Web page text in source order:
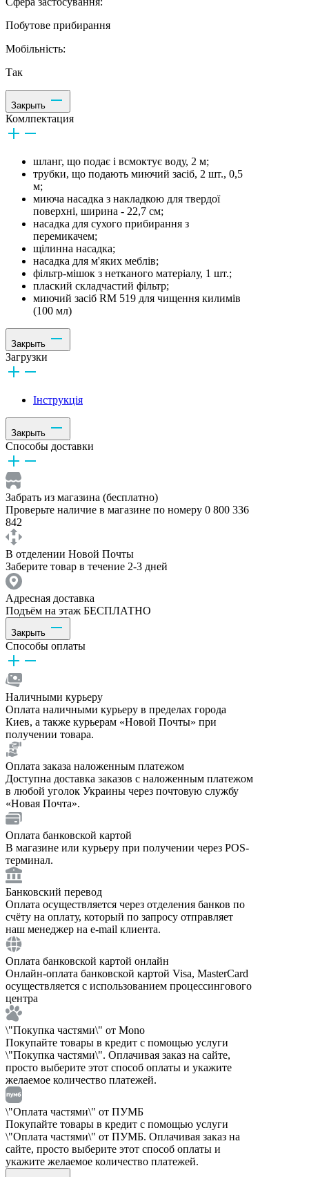
Побутове прибирання
Мобільність:
Так
Закрыть
Комлпектация
шланг, що подає і всмоктує воду, 2 м;
трубки, що подають миючий засіб, 2 шт., 0,5
м;
миюча насадка з накладкою для твердої
поверхні, ширина - 22,7 см;
насадка для сухого прибирання з
перемикачем;
щілинна насадка;
насадка для м'яких меблів;
фільтр-мішок з нетканого матеріалу, 1 шт.;
плаский складчастий фільтр;
миючий засіб RM 519 для чищення килимів
(100 мл)
Закрыть
Загрузки
Інструкція
Закрыть
Способы доставки
Забрать из магазина (бесплатно)
Проверьте наличие в магазине по номеру 0 800 336
842
В отделении Новой Почты
Заберите товар в течение 2-3 дней
Адресная доставка
Подъём на этаж БЕСПЛАТНО
Закрыть
Способы оплаты
Наличными курьеру
Оплата наличными курьеру в пределах города
Киев, а также курьерам «Новой Почты» при
получении товара.
Оплата заказа наложенным платежом
Доступна доставка заказов с наложенным платежом
в любой уголок Украины через почтовую службу
«Новая Почта».
Оплата банковской картой
В магазине или курьеру при получении через POS-
терминал.
Банковский перевод
Оплата осуществляется через отделения банков по
счёту на оплату, который по запросу отправляет
наш менеджер на e-mail клиента.
Оплата банковской картой онлайн
Онлайн-оплата банковской картой Visa, MasterCard
осуществляется с использованием процессингового
центра
\"Покупка частями\" от Mono
Покупайте товары в кредит с помощью услуги
\"Покупка частями\". Оплачивая заказ на сайте,
просто выберите этот способ оплаты и укажите
желаемое количество платежей.
\"Оплата частями\" от ПУМБ
Покупайте товары в кредит с помощью услуги
\"Оплата частями\" от ПУМБ. Оплачивая заказ на
сайте, просто выберите этот способ оплаты и
укажите желаемое количество платежей.